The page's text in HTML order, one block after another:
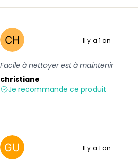
Il y a 1 an
Facile à nettoyer est à maintenir
christiane
Je recommande ce produit
Il y a 1 an